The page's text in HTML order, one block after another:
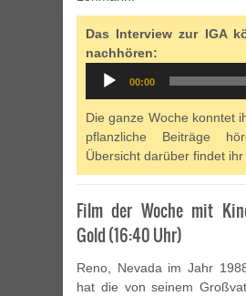
Das Interview zur IGA
nachhören:
Audio
Player
00:00
Die ganze Woche konntet
pflanzliche Beiträge
Übersicht darüber findet ihr
Film der Woche mit
Gold (16:40 Uhr)
Reno, Nevada im Jahr
hat die von seinem